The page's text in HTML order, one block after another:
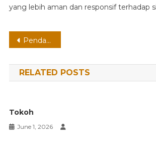
yang lebih aman dan responsif terhadap
Post
navigation
Pendaftaran
RELATED POSTS
Tokoh
June 1, 2026